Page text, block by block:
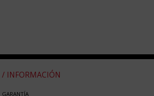
/ INFORMACIÓN
GARANTÍA